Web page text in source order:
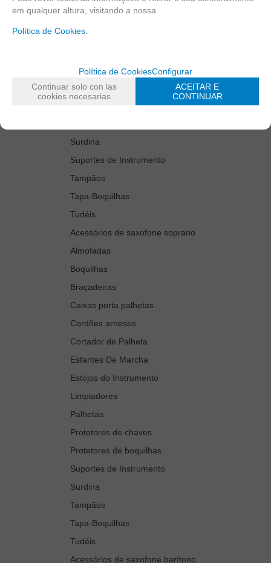
Estantes De Marcha
Estojos do Instrumento
Limpiadores
Palhetas
Protetores de boquilhas
Surdina
Suportes de Instrumento
Tampãos
Tapa-Boquilhas
Tudéis
Acessórios de saxofone soprano
Almofadas
Boquilhas
Braçadeiras
Caixas porta palhetas
Cordões arneses
Cortador de Palheta
Estantes De Marcha
Estojos do Instrumento
Limpiadores
Palhetas
Protetores de chaves
Protetores de boquilhas
Suportes de Instrumento
Surdina
Tampãos
Tapa-Boquilhas
Tudéis
Acessórios de saxofone barítono
em qualquer altura, visitando a nossa
Política de Cookies.
Política de CookiesConfigurar
Continuar solo con las
cookies necesarias
ACEITAR E
CONTINUAR